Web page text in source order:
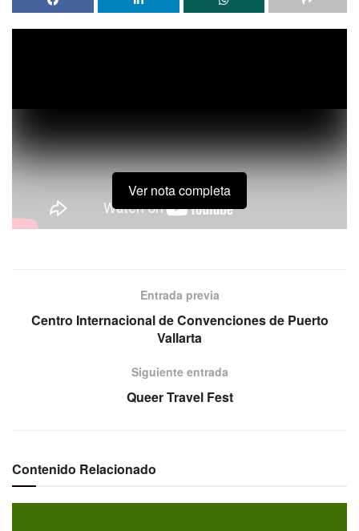
Ver nota completa
Mélanie Belin
Entrada previa
Centro Internacional de Convenciones de Puerto
Vallarta
Siguiente entrada
Queer Travel Fest
Contenido Relacionado